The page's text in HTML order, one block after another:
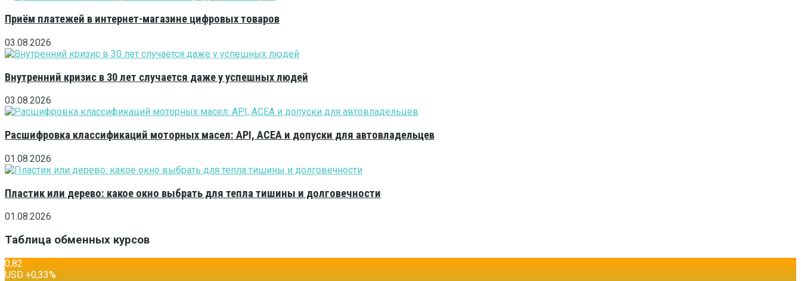
Приём платежей в интернет-магазине цифровых товаров
03.08.2026
Внутренний кризис в 30 лет случается даже у успешных людей
03.08.2026
Расшифровка классификаций моторных масел: API, ACEA и допуски для автовладельцев
01.08.2026
Пластик или дерево: какое окно выбрать для тепла тишины и долговечности
01.08.2026
Таблица обменных курсов
0,82
USD +0,33%